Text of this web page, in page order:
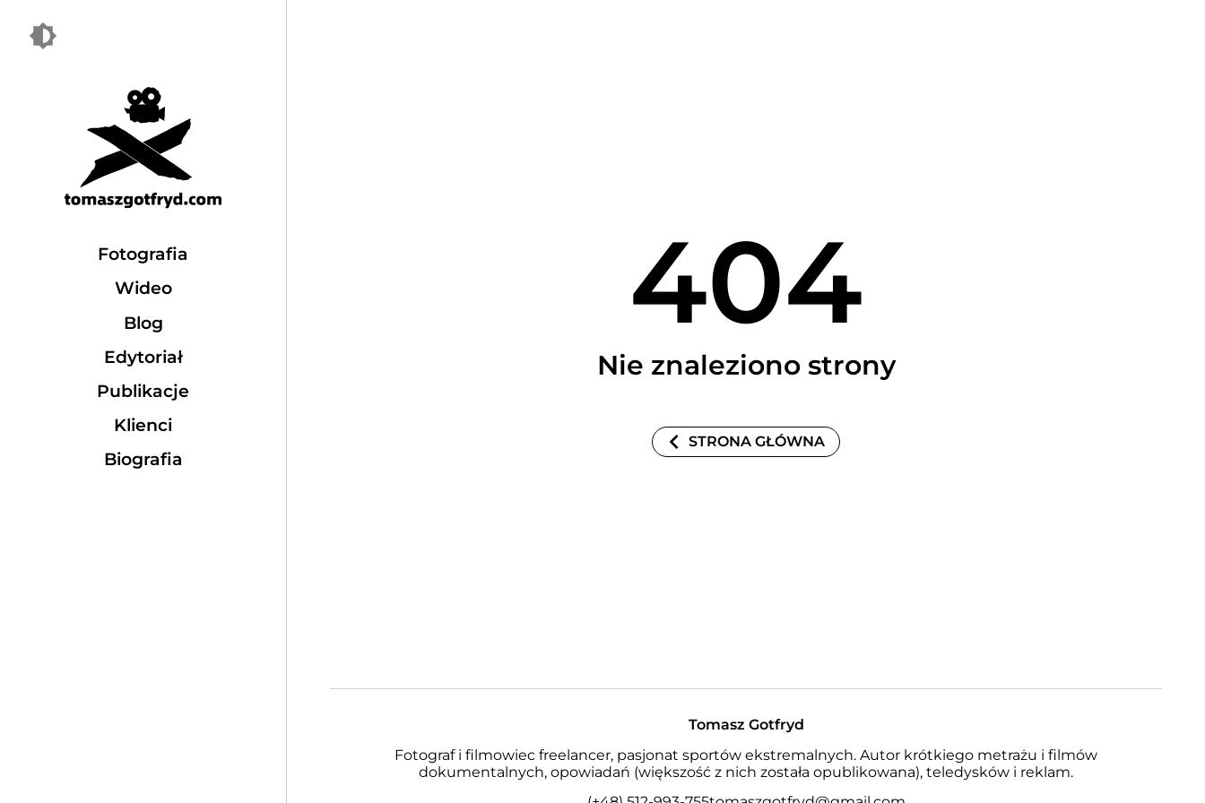
Fotografia
Wideo
Blog
Edytoriał
Publikacje
Klienci
Biografia
404
Nie znaleziono strony
STRONA GŁÓWNA
Tomasz Gotfryd
Fotograf i filmowiec freelancer, pasjonat sportów ekstremalnych. Autor krótkiego metrażu i filmów
dokumentalnych, opowiadań (większość z nich została opublikowana), teledysków i reklam.